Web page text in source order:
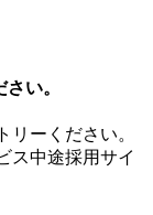
い。
リーください。
ス中途採用サイ